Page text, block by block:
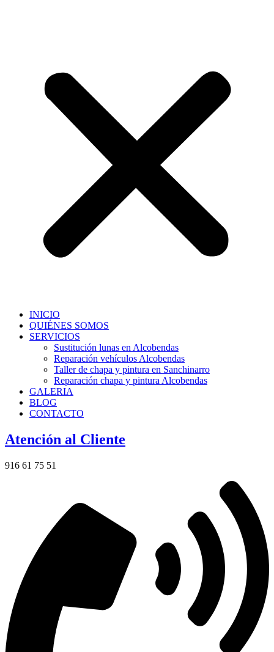
INICIO
QUIÉNES SOMOS
SERVICIOS
Sustitución lunas en Alcobendas
Reparación vehículos Alcobendas
Taller de chapa y pintura en Sanchinarro
Reparación chapa y pintura Alcobendas
GALERIA
BLOG
CONTACTO
Atención al Cliente
916 61 75 51